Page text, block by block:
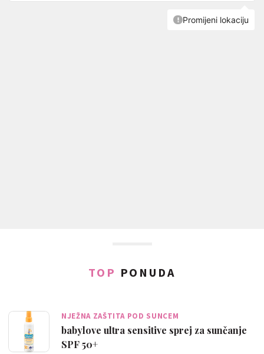
TOP PONUDA
NJEŽNA ZAŠTITA POD SUNCEM
babylove ultra sensitive sprej za sunčanje
SPF 50+